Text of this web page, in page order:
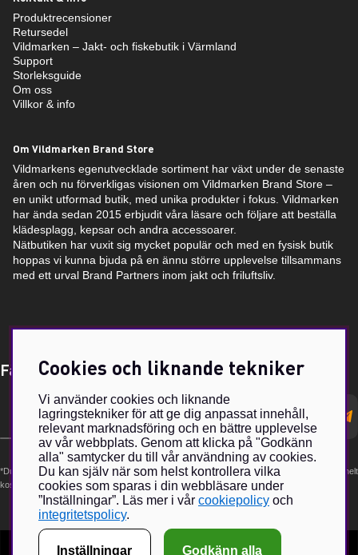
Produktrecensioner
Retursedel
Vildmarken – Jakt- och fiskebutik i Värmland
Support
Storleksguide
Om oss
Villkor & info
Om Vildmarken Brand Store
Vildmarkens egenutvecklade sortiment har växt under de senaste
åren och nu förverkligas visionen om Vildmarken Brand Store –
en unikt utformad butik, med unika produkter i fokus. Vildmarken
har ända sedan 2015 erbjudit våra läsare och följare att beställa
klädesplagg, kepsar och andra accessoarer.
Nätbutiken har vuxit sig mycket populär och med en fysisk butik
hoppas vi kunna bjuda på en ännu större upplevelse tillsammans
med ett urval Brand Partners inom jakt och friluftsliv.
Få Magasin Vildmarken direkt till din e-post!*
postadress
*Du kan även få erbjudanden och nyheter från samarbetspartners. Din prenumeration är helt
kostnadsfri och kan avslutas när som helst.
Cookies och liknande tekniker
Vi använder cookies och liknande
lagringstekniker för att ge dig anpassat innehåll,
relevant marknadsföring och en bättre upplevelse
av vår webbplats. Genom att klicka på "Godkänn
alla" samtycker du till vår användning av cookies.
Du kan själv när som helst kontrollera vilka
cookies som sparas i din webbläsare under
”Inställningar”. Läs mer i vår cookiepolicy och
integritetspolicy.
Inställningar Godkänn alla